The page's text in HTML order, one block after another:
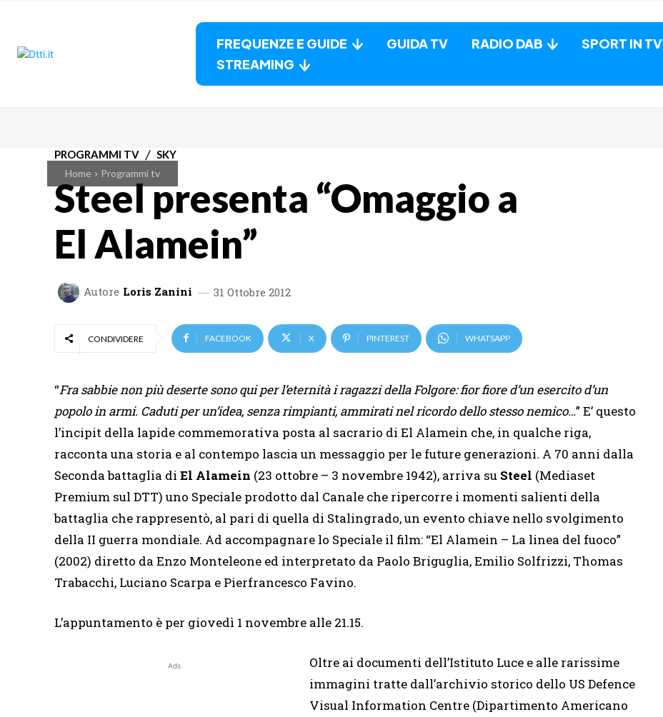
FREQUENZE E GUIDE GUIDA TV RADIO DAB SPORT IN TV
STREAMING
Home Programmi tv
PROGRAMMI TV SKY
Steel presenta “Omaggio a
El Alamein”
Autore Loris Zanini 31 Ottobre 2012
CONDIVIDERE FACEBOOK X PINTEREST WHATSAPP
“Fra sabbie non più deserte sono qui per l’eternità i ragazzi della Folgore: fior fiore d’un esercito d’un
popolo in armi. Caduti per un’idea, senza rimpianti, ammirati nel ricordo dello stesso nemico…” E’ questo
l’incipit della lapide commemorativa posta al sacrario di El Alamein che, in qualche riga,
racconta una storia e al contempo lascia un messaggio per le future generazioni. A 70 anni dalla
Seconda battaglia di El Alamein (23 ottobre – 3 novembre 1942), arriva su Steel (Mediaset
Premium sul DTT) uno Speciale prodotto dal Canale che ripercorre i momenti salienti della
battaglia che rappresentò, al pari di quella di Stalingrado, un evento chiave nello svolgimento
della II guerra mondiale. Ad accompagnare lo Speciale il film: “El Alamein – La linea del fuoco”
(2002) diretto da Enzo Monteleone ed interpretato da Paolo Briguglia, Emilio Solfrizzi, Thomas
Trabacchi, Luciano Scarpa e Pierfrancesco Favino.
L’appuntamento è per giovedì 1 novembre alle 21.15.
Ads
Oltre ai documenti dell’Istituto Luce e alle rarissime
immagini tratte dall’archivio storico dello US Defence
Visual Information Centre (Dipartimento Americano